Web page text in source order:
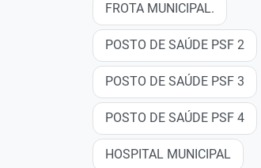
FROTA MUNICIPAL.
POSTO DE SAÚDE PSF 2
POSTO DE SAÚDE PSF 3
POSTO DE SAÚDE PSF 4
HOSPITAL MUNICIPAL